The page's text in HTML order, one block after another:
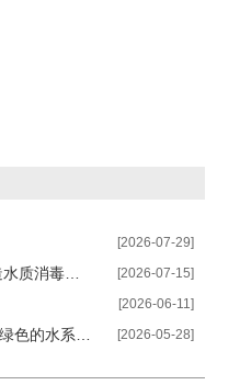
[2026-07-29]
[2026-07-15]
[2026-06-11]
[2026-05-28]